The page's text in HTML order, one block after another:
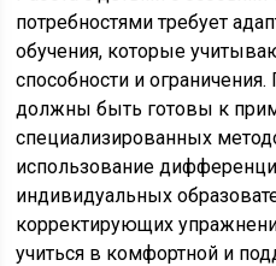
потребностями требует
обучения, которые
способности и
должны быть готовы к
специализированных
использование
индивидуальных
корректирующих
учиться в комфортной и